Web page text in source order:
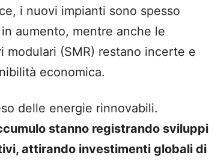
i nuovi impianti sono spesso
aumento, mentre anche le
(SMR) restano incerte e
economica.
delle energie rinnovabili.
stanno registrando sviluppi
attirando investimenti globali di